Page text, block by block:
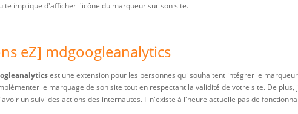
implique d'afficher l'icône du marqueur sur son site.
eZ] mdgoogleanalytics
est une extension pour les personnes qui souhaitent intégrer le
le marquage de son site tout en respectant la validité de votre site. De
un suivi des actions des internautes. Il n'existe à l'heure actuelle pas de